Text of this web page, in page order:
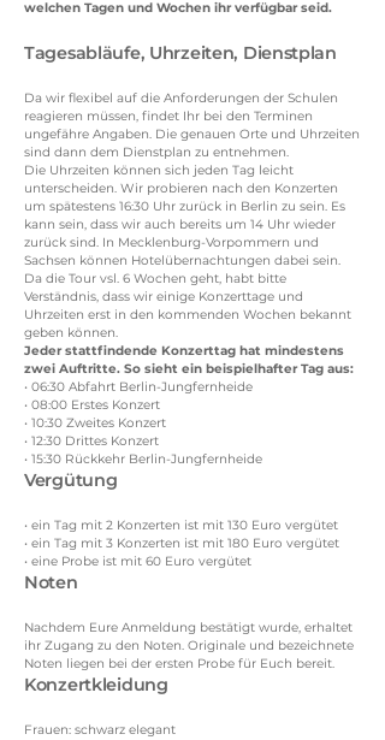
welchen Tagen und Wochen ihr verfügbar seid.
Tagesabläufe, Uhrzeiten, Dienstplan
Da wir flexibel auf die Anforderungen der Schulen
reagieren müssen, findet Ihr bei den Terminen
ungefähre Angaben. Die genauen Orte und Uhrzeiten
sind dann dem Dienstplan zu entnehmen.
Die Uhrzeiten können sich jeden Tag leicht
unterscheiden. Wir probieren nach den Konzerten
um spätestens 16:30 Uhr zurück in Berlin zu sein. Es
kann sein, dass wir auch bereits um 14 Uhr wieder
zurück sind. In Mecklenburg-Vorpommern und
Sachsen können Hotelübernachtungen dabei sein.
Da die Tour vsl. 6 Wochen geht, habt bitte
Verständnis, dass wir einige Konzerttage und
Uhrzeiten erst in den kommenden Wochen bekannt
geben können.
Jeder stattfindende Konzerttag hat mindestens
zwei Auftritte. So sieht ein beispielhafter Tag aus:
• 06:30 Abfahrt Berlin-Jungfernheide
• 08:00 Erstes Konzert
• 10:30 Zweites Konzert
• 12:30 Drittes Konzert
• 15:30 Rückkehr Berlin-Jungfernheide
Vergütung
• ein Tag mit 2 Konzerten ist mit 130 Euro vergütet
• ein Tag mit 3 Konzerten ist mit 180 Euro vergütet
• eine Probe ist mit 60 Euro vergütet
Noten
Nachdem Eure Anmeldung bestätigt wurde, erhaltet
ihr Zugang zu den Noten. Originale und bezeichnete
Noten liegen bei der ersten Probe für Euch bereit.
Konzertkleidung
Frauen: schwarz elegant